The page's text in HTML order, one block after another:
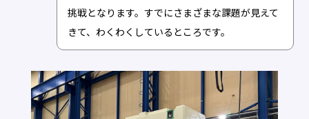
挑戦となります。すでにさまざまな課題が見えて
きて、わくわくしているところです。